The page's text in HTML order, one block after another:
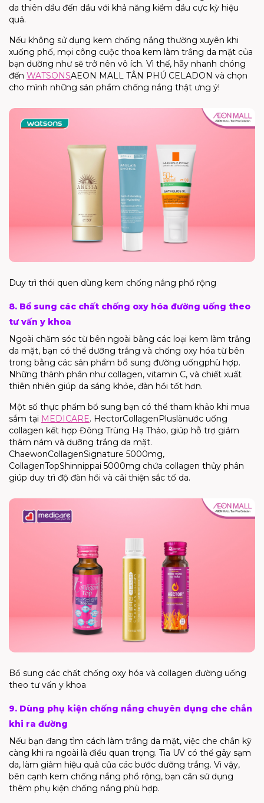
da thiên dầu đến dầu với khả năng kiềm dầu cực kỳ hiệu
quả.
Nếu không sử dụng kem chống nắng thường xuyên khi
xuống phố, mọi công cuộc thoa kem làm trắng da mặt của
bạn dường như sẽ trở nên vô ích. Vì thế, hãy nhanh chóng
đến WATSONSAEON MALL TÂN PHÚ CELADON và chọn
cho mình những sản phẩm chống nắng thật ưng ý!
Duy trì thói quen dùng kem chống nắng phổ rộng
8. Bổ sung các chất chống oxy hóa đường uống theo
tư vấn y khoa
Ngoài chăm sóc từ bên ngoài bằng các loại kem làm trắng
da mặt, bạn có thể dưỡng trắng và chống oxy hóa từ bên
trong bằng các sản phẩm bổ sung đường uốngphù hợp.
Những thành phần như collagen, vitamin C, và chiết xuất
thiên nhiên giúp da sáng khỏe, đàn hồi tốt hơn.
Một số thực phẩm bổ sung bạn có thể tham khảo khi mua
sắm tại MEDICARE. HectorCollagenPluslànước uống
collagen kết hợp Đông Trùng Hạ Thảo, giúp hỗ trợ giảm
thâm nám và dưỡng trắng da mặt.
ChaewonCollagenSignature 5000mg,
CollagenTopShinnippai 5000mg chứa collagen thủy phân
giúp duy trì độ đàn hồi và cải thiện sắc tố da.
Bổ sung các chất chống oxy hóa và collagen đường uống
theo tư vấn y khoa
9. Dùng phụ kiện chống nắng chuyên dụng che chắn
khi ra đường
Nếu bạn đang tìm cách làm trắng da mặt, việc che chắn kỹ
càng khi ra ngoài là điều quan trọng. Tia UV có thể gây sạm
da, làm giảm hiệu quả của các bước dưỡng trắng. Vì vậy,
bên cạnh kem chống nắng phổ rộng, bạn cần sử dụng
thêm phụ kiện chống nắng phù hợp.